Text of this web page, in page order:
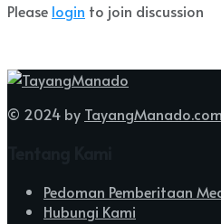
Please login to join discussion
© 2024 by TayangManado.com
Pedoman Pemberitaan
Hubungi Kami